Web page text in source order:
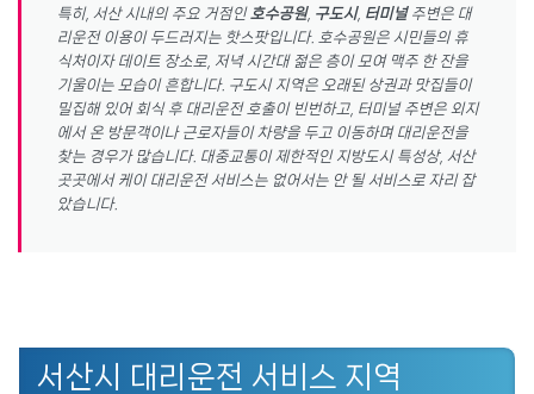
특히, 서산 시내의 주요 거점인 호수공원, 구도시, 터미널주변은 대
리운전 이용이 두드러지는 핫스팟입니다. 호수공원은 시민들의 휴
식처이자 데이트 장소로, 저녁 시간대 젊은 층이 모여 맥주 한 잔을
기울이는 모습이 흔합니다. 구도시 지역은 오래된 상권과 맛집들이
밀집해 있어 회식 후 대리운전 호출이 빈번하고, 터미널 주변은 외지
에서 온 방문객이나 근로자들이 차량을 두고 이동하며 대리운전을
찾는 경우가 많습니다. 대중교통이 제한적인 지방도시 특성상, 서산
곳곳에서 케이 대리운전 서비스는 없어서는 안 될 서비스로 자리 잡
았습니다.
서산시 대리운전 서비스 지역